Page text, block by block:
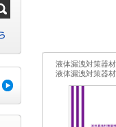
液体漏洩対策器材
液体漏洩対策器材